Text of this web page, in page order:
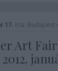
17. írta: Budapest
Art